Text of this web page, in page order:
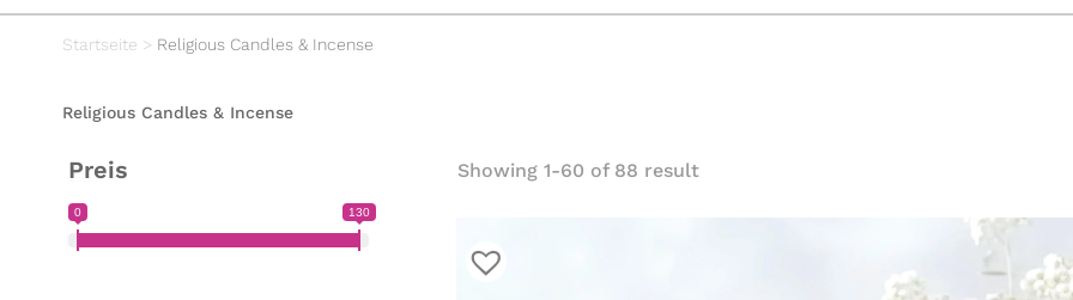
Startseite > Religious Candles & Incense
Religious Candles & Incense
Preis
0 130
Showing 1-60 of 88 result